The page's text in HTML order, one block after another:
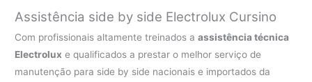
Assistência side by side Electrolux Cursino
Com profissionais altamente treinados aassistência técnica
Electrolux e qualificados a prestar o melhor serviço de
manutenção para side by side nacionais e importados da